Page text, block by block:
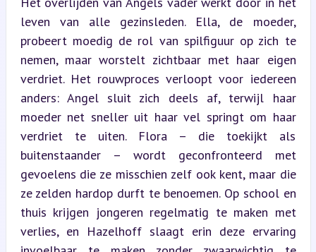
leven van alle gezinsleden. Ella, de moeder,
probeert moedig de rol van spilfiguur op zich te
nemen, maar worstelt zichtbaar met haar eigen
verdriet. Het rouwproces verloopt voor iedereen
anders: Angel sluit zich deels af, terwijl haar
moeder net sneller uit haar vel springt om haar
verdriet te uiten. Flora – die toekijkt als
buitenstaander – wordt geconfronteerd met
gevoelens die ze misschien zelf ook kent, maar die
ze zelden hardop durft te benoemen. Op school en
thuis krijgen jongeren regelmatig te maken met
verlies, en Hazelhoff slaagt erin deze ervaring